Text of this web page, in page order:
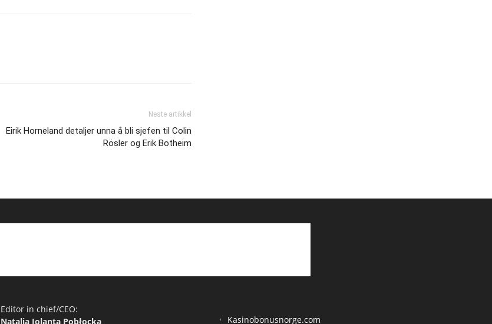
Neste artikkel
Eirik Horneland detaljer unna å bli sjefen til Colin
Rösler og Erik Botheim
Editor in chief/CEO:
Natalia Jolanta Pobłocka
Kasinobonusnorge.com